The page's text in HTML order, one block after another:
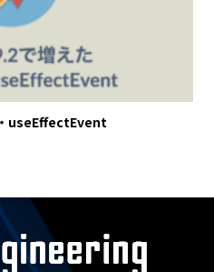
useEffectEvent